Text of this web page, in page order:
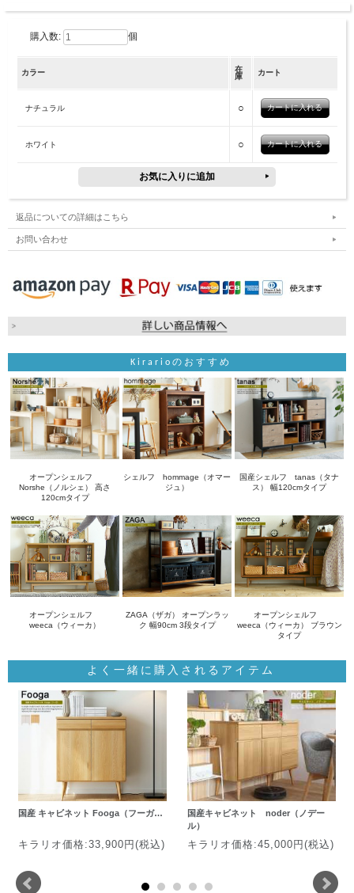
購入数: 個
カラー
在
庫
カート
ナチュラル ○
ホワイト ○
返品についての詳細はこちら
お問い合わせ
Kirarioのおすすめ
オープンシェルフ
Norshe（ノルシェ） 高さ
120cmタイプ
シェルフ hommage（オマー
ジュ）
国産シェルフ tanas（タナ
ス） 幅120cmタイプ
オープンシェルフ
weeca（ウィーカ）
ZAGA（ザガ） オープンラッ
ク 幅90cm 3段タイプ
オープンシェルフ
weeca（ウィーカ） ブラウン
タイプ
よく一緒に購入されるアイテム
国産 キャビネット Fooga（フーガ…
キラリオ価格:33,900円(税込)
国産キャビネット noder（ノデー
ル）
キラリオ価格:45,000円(税込)